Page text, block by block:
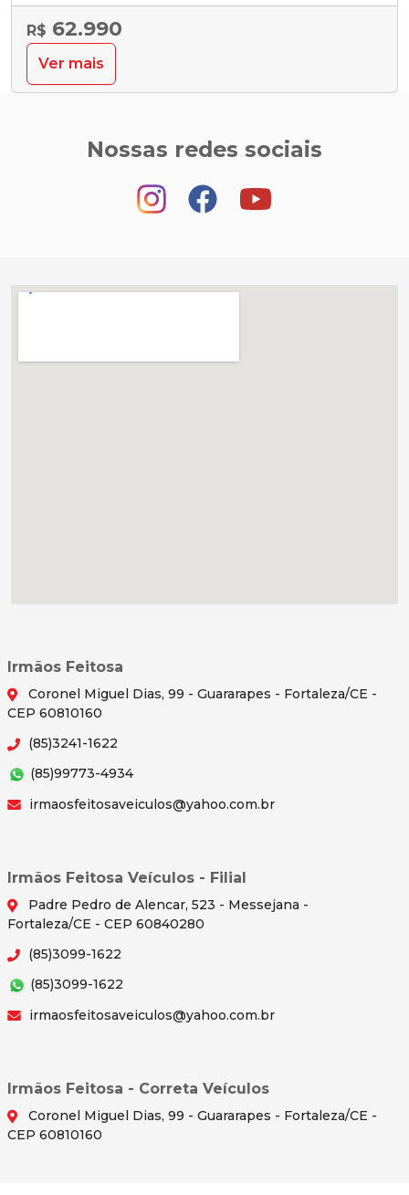
R$ 62.990
Ver mais
Nossas redes sociais
Irmãos Feitosa
Coronel Miguel Dias, 99 - Guararapes - Fortaleza/CE -
CEP 60810160
(85)3241-1622
(85)99773-4934
irmaosfeitosaveiculos@yahoo.com.br
Irmãos Feitosa Veículos - Filial
Padre Pedro de Alencar, 523 - Messejana -
Fortaleza/CE - CEP 60840280
(85)3099-1622
(85)3099-1622
irmaosfeitosaveiculos@yahoo.com.br
Irmãos Feitosa - Correta Veículos
Coronel Miguel Dias, 99 - Guararapes - Fortaleza/CE -
CEP 60810160